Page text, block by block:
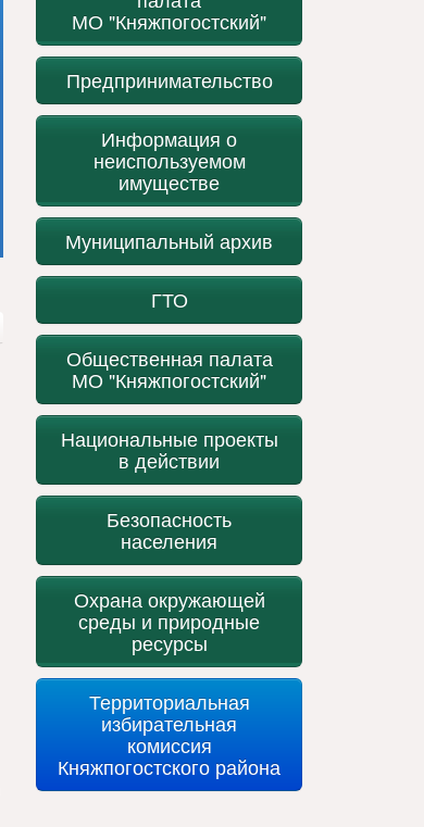
МО "Княжпогостский"
Предпринимательство
Информация о
неиспользуемом
имуществе
Муниципальный архив
ГТО
Общественная палата
МО "Княжпогостский"
Национальные проекты
в действии
Безопасность
населения
Охрана окружающей
среды и природные
ресурсы
Территориальная
избирательная
комиссия
Княжпогостского района